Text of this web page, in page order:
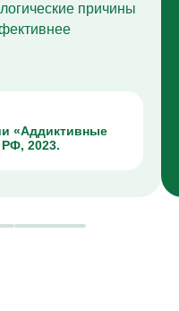
причины
«Аддиктивные
2023.